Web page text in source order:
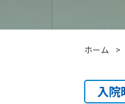
ホーム >
入院